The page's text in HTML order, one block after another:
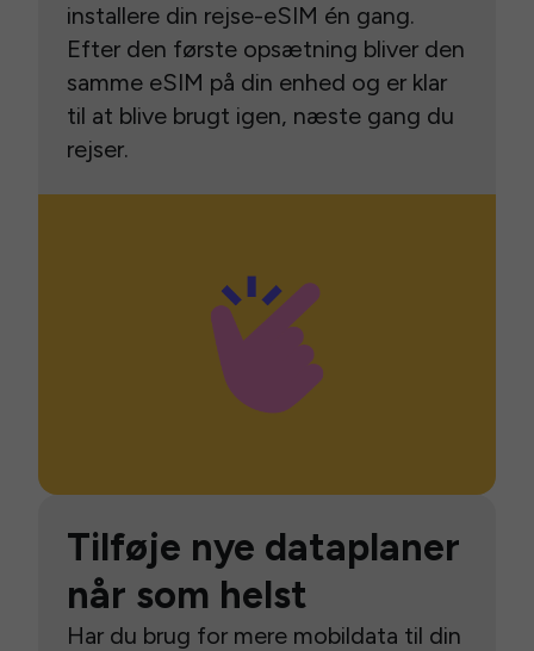
installere din rejse-eSIM én gang.
Efter den første opsætning bliver den
samme eSIM på din enhed og er klar
til at blive brugt igen, næste gang du
rejser.
Tilføje nye dataplaner
når som helst
Har du brug for mere mobildata til din